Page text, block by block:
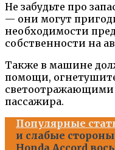
Не забудьте про
— они могут
необходимости
собственности на
Также в машине
помощи,
светоотражающими
пассажира.
Популярные
и слабые